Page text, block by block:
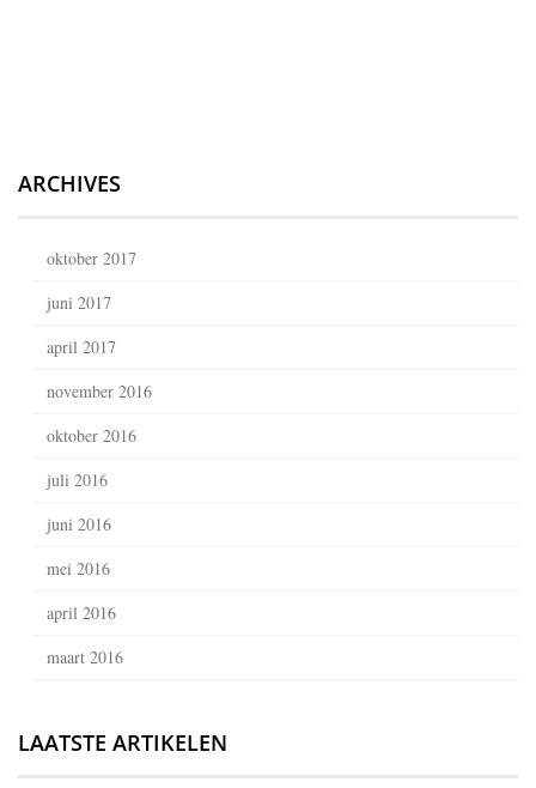
ARCHIVES
oktober 2017
juni 2017
april 2017
november 2016
oktober 2016
juli 2016
juni 2016
mei 2016
april 2016
maart 2016
LAATSTE ARTIKELEN